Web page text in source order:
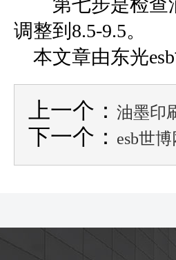
第七步是检查油
调整到8.5-9.5。
本文章由东光esb
上一个： 油墨印
下一个： esb世